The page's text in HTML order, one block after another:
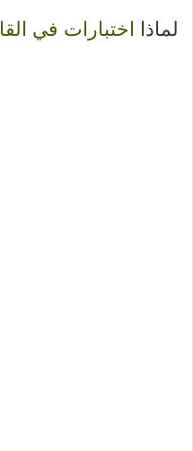
لماذا اختبارات في